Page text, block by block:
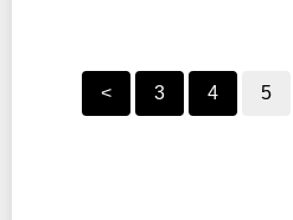
< 3 4 5